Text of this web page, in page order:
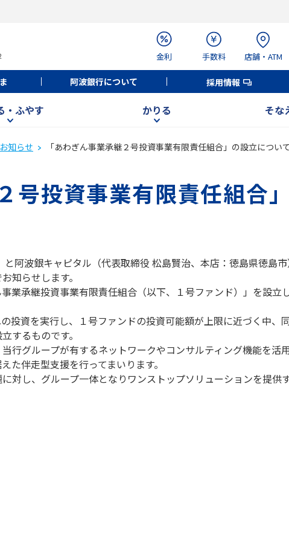
金利 手数料 店舗・ATM
阿波銀行について 採用情報
・ふやす かりる そな
知らせ 「あわぎん事業承継２号投資事業有限責任組合」の設立について
号投資事業有限責任組合
阿波銀キャピタル（代表取締役 松島賢治、本店：徳島県徳島
知らせします。
業承継投資事業有限責任組合（以下、１号ファンド）」を設
投資を実行し、１号ファンドの投資可能額が上限に近づく中、
するものです。
行グループが有するネットワークやコンサルティング機能を
た伴走型支援を行ってまいります。
対し、グループ一体となりワンストップソリューションを提